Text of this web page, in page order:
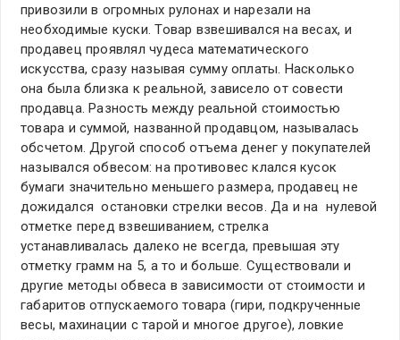
привозили в огромных рулонах и нарезали на
необходимые куски. Товар взвешивался на весах, и
продавец проявлял чудеса математического
искусства, сразу называя сумму оплаты. Насколько
она была близка к реальной, зависело от совести
продавца. Разность между реальной стоимостью
товара и суммой, названной продавцом, называлась
обсчетом. Другой способ отъема денег у покупателей
назывался обвесом: на противовес клался кусок
бумаги значительно меньшего размера, продавец не
дожидался остановки стрелки весов. Да и на нулевой
отметке перед взвешиванием, стрелка
устанавливалась далеко не всегда, превышая эту
отметку грамм на 5, а то и больше. Существовали и
другие методы обвеса в зависимости от стоимости и
габаритов отпускаемого товара (гири, подкрученные
весы, махинации с тарой и многое другое), ловкие